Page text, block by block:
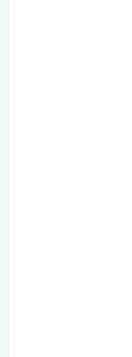
Vrućine se